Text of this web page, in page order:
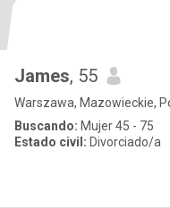
James, 55
Warszawa, Mazowieckie,
Buscando: Mujer 45 - 75
Estado civil: Divorciado/a